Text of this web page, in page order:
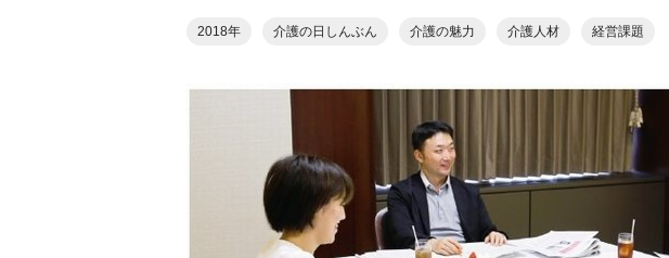
2018年 介護の日しんぶん 介護の魅力 介護人材 経営課題